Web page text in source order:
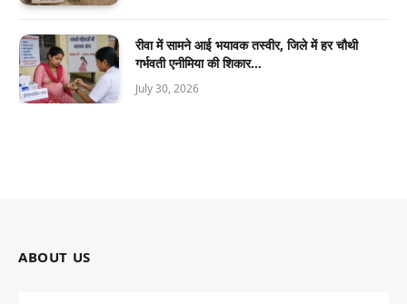
रीवा में सामने आई भयावक तस्वीर, जिले में हर चौथी
गर्भवती एनीमिया की शिकार…
July 30, 2026
ABOUT US